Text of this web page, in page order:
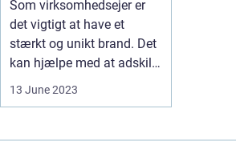
Som virksomhedsejer er
det vigtigt at have et
stærkt og unikt brand. Det
kan hjælpe med at adskille
...
13 June 2023